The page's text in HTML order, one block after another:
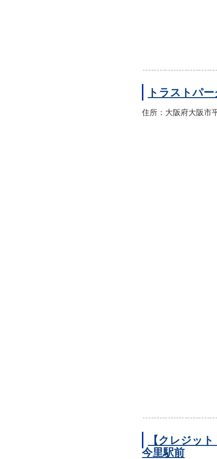
トラストパ
住所：大阪府大阪市
【クレジッ
今里駅前